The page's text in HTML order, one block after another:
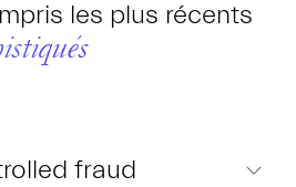
les plus récents
fraud